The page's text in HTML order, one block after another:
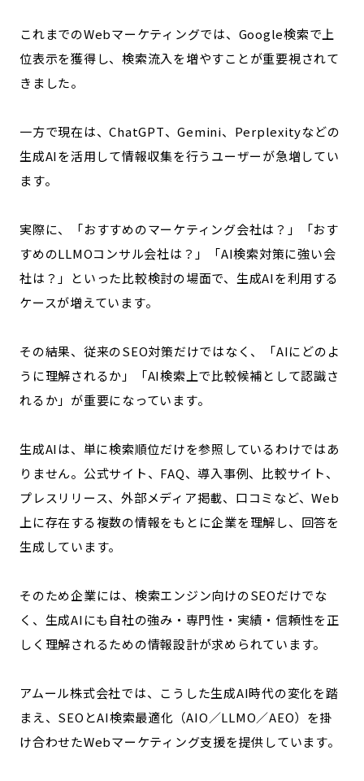
これまでのWebマーケティングでは、Google検索で上
位表示を獲得し、検索流入を増やすことが重要視されて
きました。
一方で現在は、ChatGPT、Gemini、Perplexityなどの
生成AIを活用して情報収集を行うユーザーが急増してい
ます。
実際に、「おすすめのマーケティング会社は？」「おす
すめのLLMOコンサル会社は？」「AI検索対策に強い会
社は？」といった比較検討の場面で、生成AIを利用する
ケースが増えています。
その結果、従来のSEO対策だけではなく、「AIにどのよ
うに理解されるか」「AI検索上で比較候補として認識さ
れるか」が重要になっています。
生成AIは、単に検索順位だけを参照しているわけではあ
りません。公式サイト、FAQ、導入事例、比較サイト、
プレスリリース、外部メディア掲載、口コミなど、Web
上に存在する複数の情報をもとに企業を理解し、回答を
生成しています。
そのため企業には、検索エンジン向けのSEOだけでな
く、生成AIにも自社の強み・専門性・実績・信頼性を正
しく理解されるための情報設計が求められています。
アムール株式会社では、こうした生成AI時代の変化を踏
まえ、SEOとAI検索最適化（AIO／LLMO／AEO）を掛
け合わせたWebマーケティング支援を提供しています。